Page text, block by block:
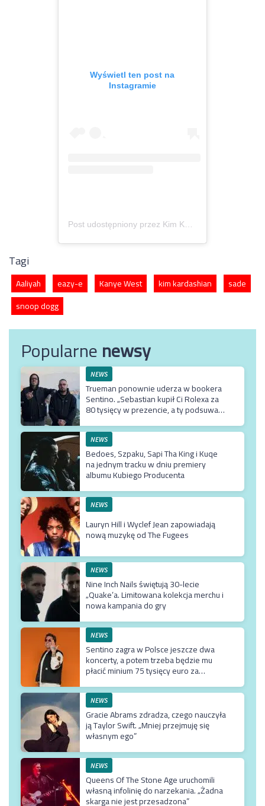
Wyświetl ten post na
Instagramie
Tagi
Aaliyah eazy-e Kanye West kim kardashian
sade
snoop dogg
Popularnenewsy
NEWS
Trueman ponownie uderza w bookera
Sentino. „Sebastian kupił Ci Rolexa za
80 tysięcy w prezencie, a ty podsuwasz
NEWS
Bedoes, Szpaku, Sapi Tha King i Kuqe
na jednym tracku w dniu premiery
albumu Kubiego Producenta
NEWS
Lauryn Hill i Wyclef Jean zapowiadają
nową muzykę od The Fugees
NEWS
Nine Inch Nails świętują 30-lecie
„Quake’a. Limitowana kolekcja merchu i
nowa kampania do gry
NEWS
Sentino zagra w Polsce jeszcze dwa
koncerty, a potem trzeba będzie mu
płacić minium 75 tysięcy euro za
NEWS
Gracie Abrams zdradza, czego nauczyła
ją Taylor Swift. „Mniej przejmuję się
własnym ego”
NEWS
Queens Of The Stone Age uruchomili
własną infolinię do narzekania. „Żadna
skarga nie jest przesadzona”